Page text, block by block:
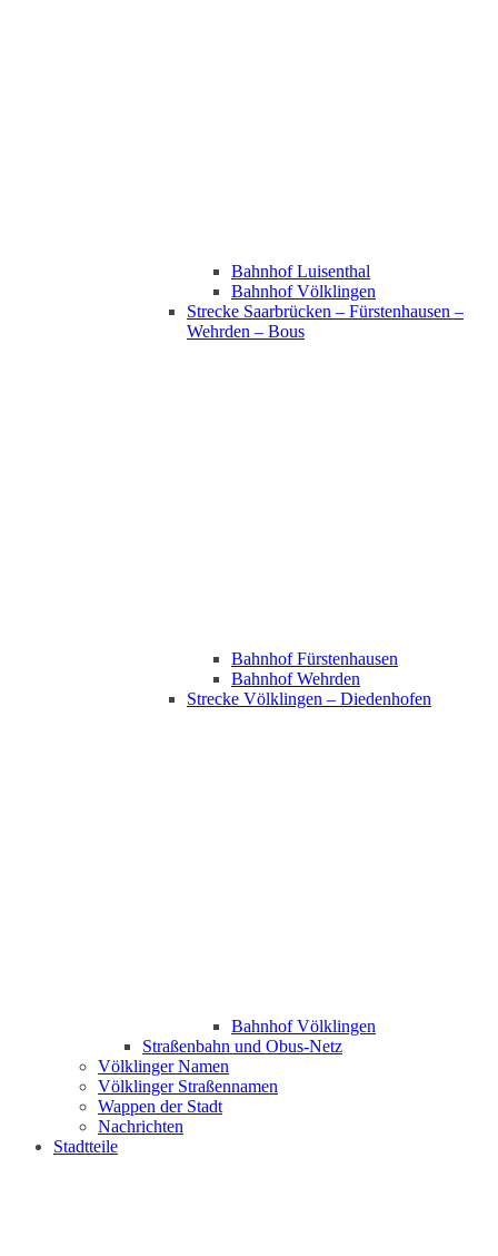
Bahnhof Luisenthal
Bahnhof Völklingen
Strecke Saarbrücken – Fürstenhausen –
Wehrden – Bous
Bahnhof Fürstenhausen
Bahnhof Wehrden
Strecke Völklingen – Diedenhofen
Bahnhof Völklingen
Straßenbahn und Obus-Netz
Völklinger Namen
Völklinger Straßennamen
Wappen der Stadt
Nachrichten
Stadtteile